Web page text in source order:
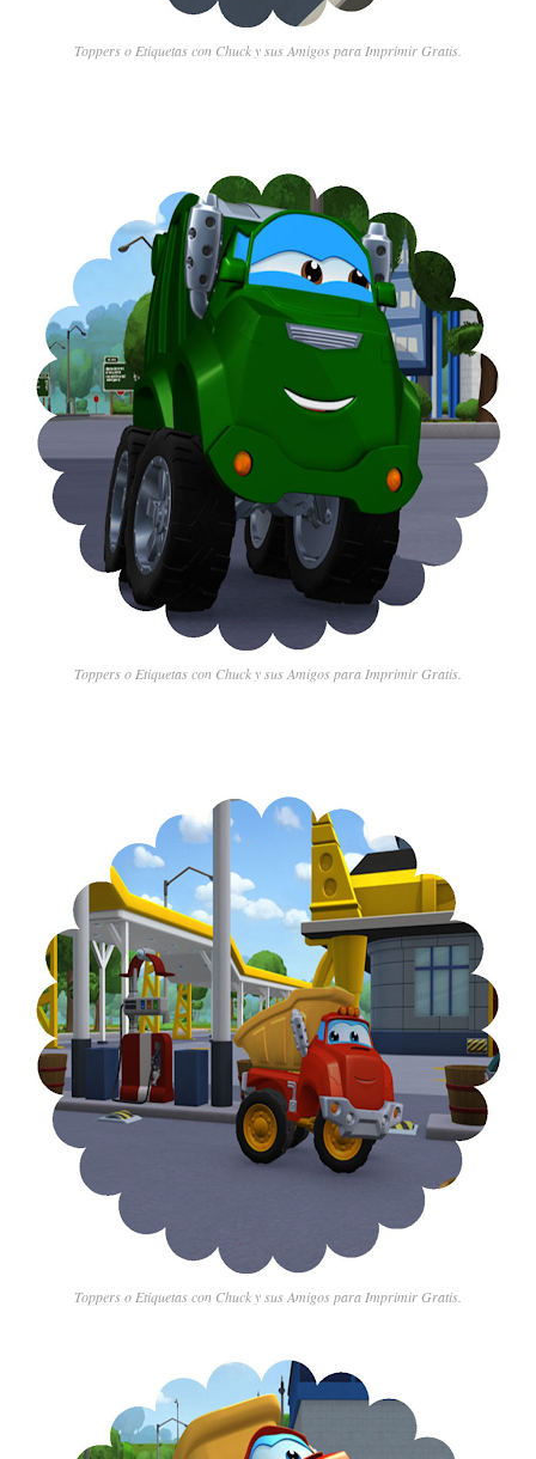
Toppers o Etiquetas con Chuck y sus Amigos para Imprimir Gratis.
Toppers o Etiquetas con Chuck y sus Amigos para Imprimir Gratis.
Toppers o Etiquetas con Chuck y sus Amigos para Imprimir Gratis.